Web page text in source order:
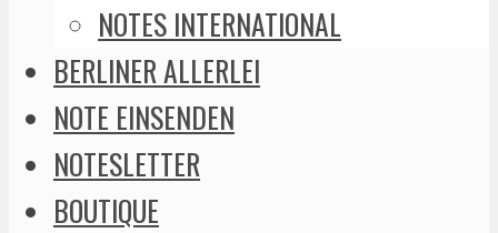
NOTES INTERNATIONAL
BERLINER ALLERLEI
NOTE EINSENDEN
NOTESLETTER
BOUTIQUE